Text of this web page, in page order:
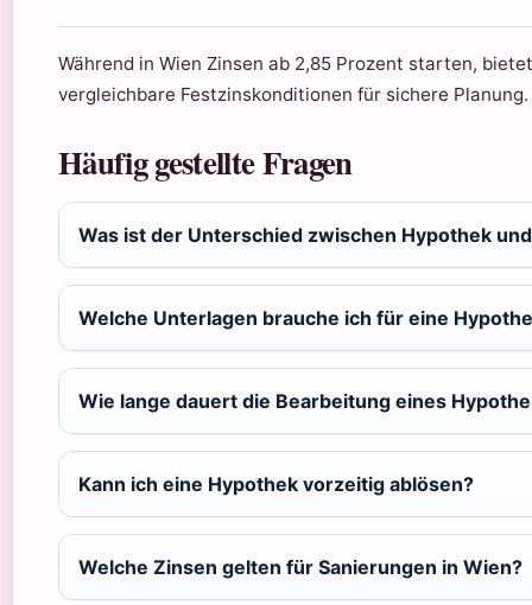
Während in Wien Zinsen ab 2,85 Prozent starten,
vergleichbare Festzinskonditionen für sichere Planung.
Häufig gestellte Fragen
Was ist der Unterschied zwischen Hypothek
Welche Unterlagen brauche ich für eine
Wie lange dauert die Bearbeitung eines
Kann ich eine Hypothek vorzeitig ablösen?
Welche Zinsen gelten für Sanierungen in Wien?